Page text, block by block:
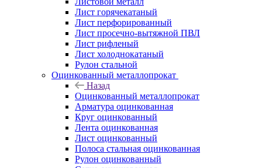
Лист горячекатаный
Лист перфорированный
Лист просечно-вытяжной ПВЛ
Лист рифленый
Лист холоднокатаный
Рулон стальной
Оцинкованный металлопрокат
Назад
Оцинкованный металлопрокат
Арматура оцинкованная
Круг оцинкованный
Лента оцинкованная
Лист оцинкованный
Полоса стальная оцинкованная
Рулон оцинкованный